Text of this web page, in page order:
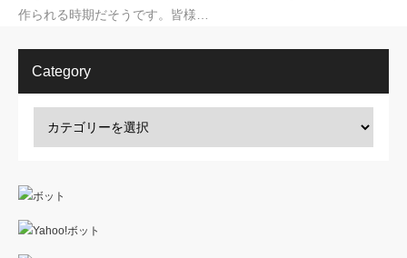
作られる時期だそうです。皆様…
Category